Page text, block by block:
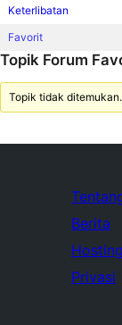
Keterlibatan
Favorit
Topik Forum
Topik tidak
Berita
Hosting
Privasi